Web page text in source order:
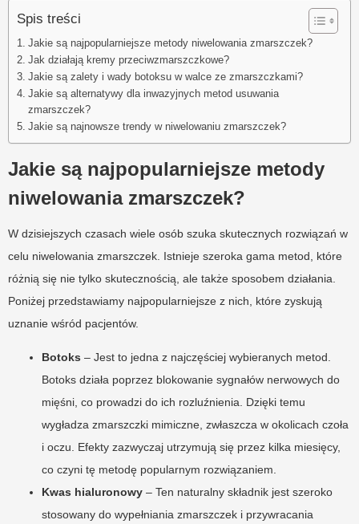
Spis treści
Jakie są najpopularniejsze metody niwelowania zmarszczek?
Jak działają kremy przeciwzmarszczkowe?
Jakie są zalety i wady botoksu w walce ze zmarszczkami?
Jakie są alternatywy dla inwazyjnych metod usuwania
zmarszczek?
Jakie są najnowsze trendy w niwelowaniu zmarszczek?
Jakie są najpopularniejsze metody
niwelowania zmarszczek?
W dzisiejszych czasach wiele osób szuka skutecznych rozwiązań w
celu niwelowania zmarszczek. Istnieje szeroka gama metod, które
różnią się nie tylko skutecznością, ale także sposobem działania.
Poniżej przedstawiamy najpopularniejsze z nich, które zyskują
uznanie wśród pacjentów.
Botoks – Jest to jedna z najczęściej wybieranych metod.
Botoks działa poprzez blokowanie sygnałów nerwowych do
mięśni, co prowadzi do ich rozluźnienia. Dzięki temu
wygładza zmarszczki mimiczne, zwłaszcza w okolicach czoła
i oczu. Efekty zazwyczaj utrzymują się przez kilka miesięcy,
co czyni tę metodę popularnym rozwiązaniem.
Kwas hialuronowy – Ten naturalny składnik jest szeroko
stosowany do wypełniania zmarszczek i przywracania